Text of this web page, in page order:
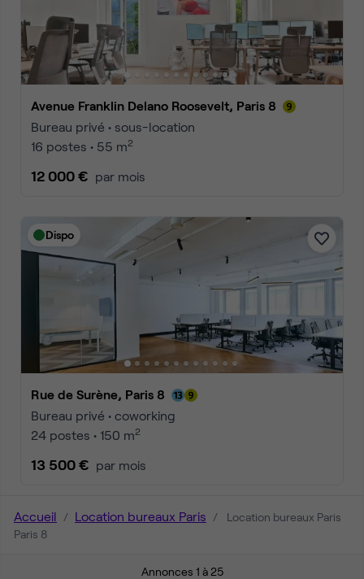
Avenue Franklin Delano Roosevelt, Paris 8
Bureau privé • sous-location
16 postes • 55 m2
12 000 € par mois
Dispo
Rue de Surène, Paris 8
Bureau privé • coworking
24 postes • 150 m2
13 500 € par mois
Accueil Location bureaux Paris
Location bureaux Paris
Paris 8
Annonces 1 à 25